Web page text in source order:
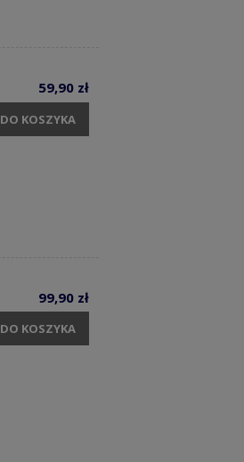
59,90 zł
DO KOSZYKA
99,90 zł
DO KOSZYKA